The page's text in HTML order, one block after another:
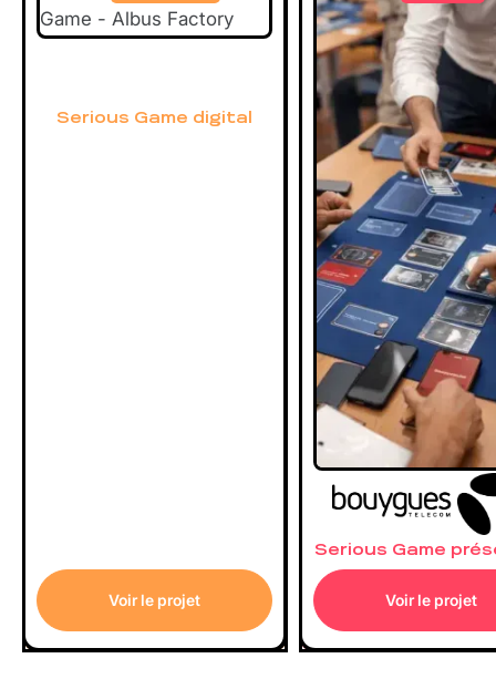
Serious Game digital
Voir le projet
Serious Game
Voir le projet